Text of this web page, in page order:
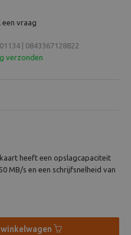
een vraag
| 0843367128822
verzonden
heeft een opslagcapaciteit
MB/s en een schrijfsnelheid van
winkelwagen